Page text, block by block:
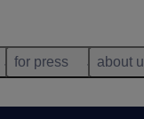
for press about